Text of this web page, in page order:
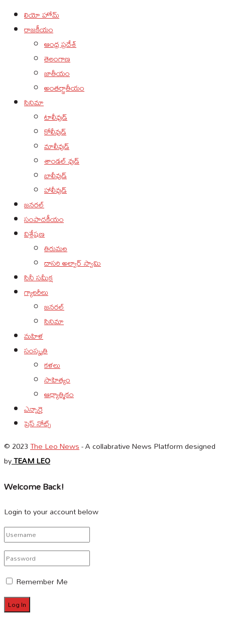
లియో హోమ్
రాజకీయం
ఆంధ్ర ప్రదేశ్
తెలంగాణ
జాతీయం
అంతర్జాతీయం
సినిమా
టాలీవుడ్
కోలీవుడ్
మాలీవుడ్
శాండల్ వుడ్
బాలీవుడ్
హాలీవుడ్
జనరల్
సంపాదకీయం
విశ్లేషణ
తిరుమల
దాసరి అల్వార్ స్వామి
సినీ సమీక్ష
గ్యాలరీలు
జనరల్
సినిమా
మహిళ
సంస్కృతి
కళలు
సాహిత్యం
ఆధ్యాత్మికం
ఎన్నారై
ప్రెస్ నోట్స్
© 2023The Leo News- A collabrative News Platform designed
byTEAM LEO
Welcome Back!
Login to your account below
Remember Me